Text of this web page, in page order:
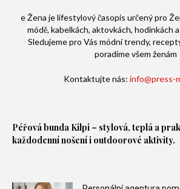
e Žena je lifestylový časopis určený pro
módě, kabelkách, aktovkách, hodinkách
Sledujeme pro Vás módní trendy,
poradíme všem ženám
Kontaktujte nás: info@press-
Péřová bunda Kilpi – stylová, teplá a
každodenní nošení i outdoorové aktivity.